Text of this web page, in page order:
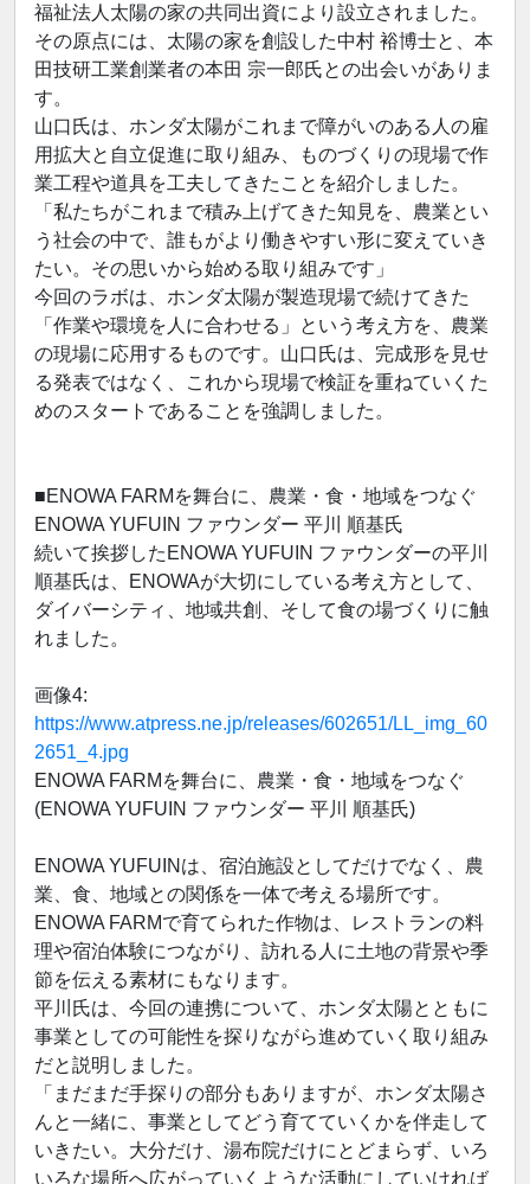
福祉法人太陽の家の共同出資により設立されました。
その原点には、太陽の家を創設した中村 裕博士と、本
田技研工業創業者の本田 宗一郎氏との出会いがありま
す。
山口氏は、ホンダ太陽がこれまで障がいのある人の雇
用拡大と自立促進に取り組み、ものづくりの現場で作
業工程や道具を工夫してきたことを紹介しました。
「私たちがこれまで積み上げてきた知見を、農業とい
う社会の中で、誰もがより働きやすい形に変えていき
たい。その思いから始める取り組みです」
今回のラボは、ホンダ太陽が製造現場で続けてきた
「作業や環境を人に合わせる」という考え方を、農業
の現場に応用するものです。山口氏は、完成形を見せ
る発表ではなく、これから現場で検証を重ねていくた
めのスタートであることを強調しました。
■ENOWA FARMを舞台に、農業・食・地域をつなぐ
ENOWA YUFUIN ファウンダー 平川 順基氏
続いて挨拶したENOWA YUFUIN ファウンダーの平川
順基氏は、ENOWAが大切にしている考え方として、
ダイバーシティ、地域共創、そして食の場づくりに触
れました。
画像4:
https://www.atpress.ne.jp/releases/602651/LL_img_60
2651_4.jpg
ENOWA FARMを舞台に、農業・食・地域をつなぐ
(ENOWA YUFUIN ファウンダー 平川 順基氏)
ENOWA YUFUINは、宿泊施設としてだけでなく、農
業、食、地域との関係を一体で考える場所です。
ENOWA FARMで育てられた作物は、レストランの料
理や宿泊体験につながり、訪れる人に土地の背景や季
節を伝える素材にもなります。
平川氏は、今回の連携について、ホンダ太陽とともに
事業としての可能性を探りながら進めていく取り組み
だと説明しました。
「まだまだ手探りの部分もありますが、ホンダ太陽さ
んと一緒に、事業としてどう育てていくかを伴走して
いきたい。大分だけ、湯布院だけにとどまらず、いろ
いろな場所へ広がっていくような活動にしていければ